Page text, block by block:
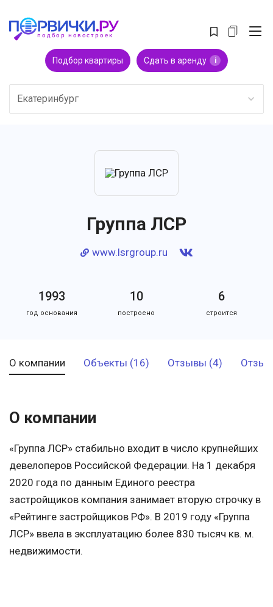
Подбор квартиры Сдать в аренду i
Екатеринбург
Группа ЛСР
www.lsrgroup.ru
1993
год основания
10
построено
6
строится
О компании Объекты (16) Отзывы (4)
О компании
«Группа ЛСР» стабильно входит в число крупнейших
девелоперов Российской Федерации. На 1 декабря
2020 года по данным Единого реестра
застройщиков компания занимает вторую строчку в
«Рейтинге застройщиков РФ». В 2019 году «Группа
ЛСР» ввела в эксплуатацию более 830 тысяч кв. м.
недвижимости.